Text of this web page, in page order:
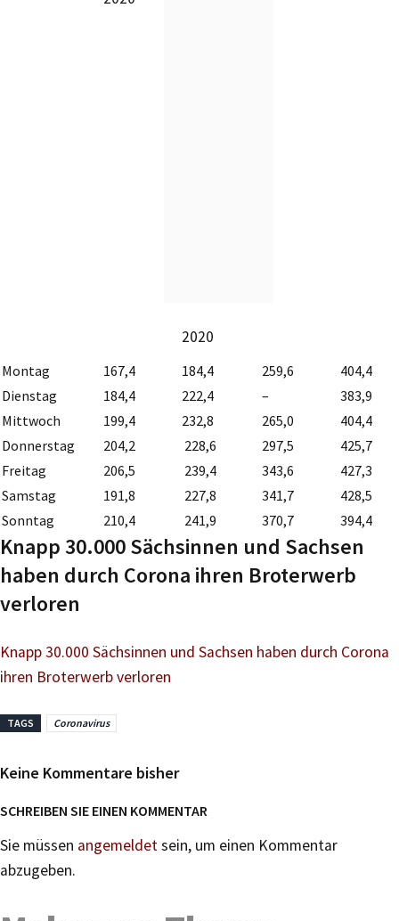
2020
Montag 167,4 184,4 259,6
404,4
Dienstag
184,4 222,4 –
383,9
Mittwoch
199,4 232,8 265,0
404,4
Donnerstag
204,2 228,6 297,5
425,7
Freitag
206,5 239,4 343,6
427,3
Samstag
191,8 227,8 341,7
428,5
Sonntag
210,4 241,9 370,7 394,4
Knapp 30.000 Sächsinnen und Sachsen
haben durch Corona ihren Broterwerb
verloren
Knapp 30.000 Sächsinnen und Sachsen haben durch Corona
ihren Broterwerb verloren
TAGS Coronavirus
Keine Kommentare bisher
SCHREIBEN SIE EINEN KOMMENTAR
Sie müssen angemeldetsein, um einen Kommentar
abzugeben.